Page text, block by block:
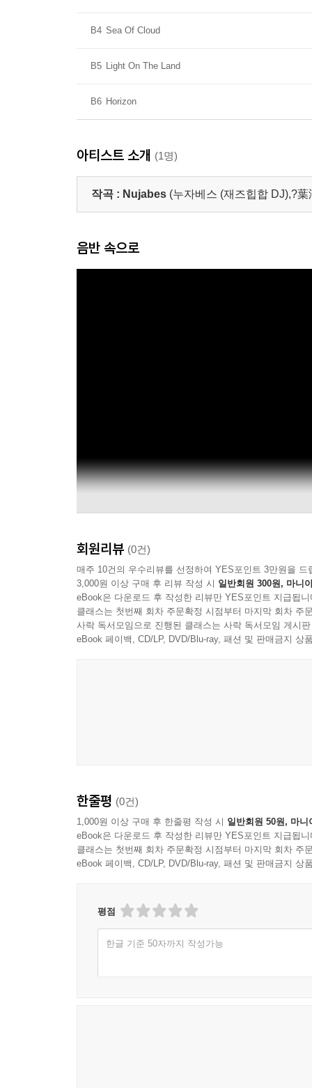
B4 Sea Of Cloud
B5 Light On The Land
B6 Horizon
아티스트 소개 (1명)
작곡 : Nujabes (누자베스 (재즈힙합 DJ),?
음반 속으로
회원리뷰 (0건)
매주 10건의 우수리뷰를 선정하여 YES포인트 3만원을 드
3,000원 이상 구매 후 리뷰 작성 시 일반회원 300원, 마니
eBook은 다운로드 후 작성한 리뷰만 YES포인트 지급됩니
클래스는 첫번째 회차 주문확정 시점부터 마지막 회차 주
사락 독서모임으로 진행된 클래스는 사락 독서모임 게시
eBook 페이백, CD/LP, DVD/Blu-ray, 패션 및 판매금지 상
한줄평 (0건)
1,000원 이상 구매 후 한줄평 작성 시 일반회원 50원, 마니
eBook은 다운로드 후 작성한 리뷰만 YES포인트 지급됩니
클래스는 첫번째 회차 주문확정 시점부터 마지막 회차 주
eBook 페이백, CD/LP, DVD/Blu-ray, 패션 및 판매금지 상
평점
한글 기준 50자까지 작성가능